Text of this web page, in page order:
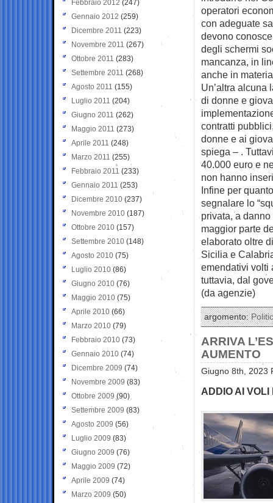
operatori
con adeguate
devono
degli schermi
mancanza, in
anche in
Un’altra alcuna
di donne e
contratti
donne e ai
spiega – .
40.000 euro e
non hanno
Infine per
segnalare lo
privata, a
maggior parte
elaborato oltre
Sicilia e
emendativi volti
tuttavia, dal
(da agenzie)
argomento:
ARRIVA
AUMENTO
Giugno 8th, 2023
ADDIO AI VOLI
Febbraio 2012 (247)
Gennaio 2012 (259)
Dicembre 2011 (223)
Novembre 2011 (267)
Ottobre 2011 (283)
Settembre 2011 (268)
Agosto 2011 (155)
Luglio 2011 (204)
Giugno 2011 (262)
Maggio 2011 (273)
Aprile 2011 (248)
Marzo 2011 (255)
Febbraio 2011 (233)
Gennaio 2011 (253)
Dicembre 2010 (237)
Novembre 2010 (187)
Ottobre 2010 (157)
Settembre 2010 (148)
Agosto 2010 (75)
Luglio 2010 (86)
Giugno 2010 (76)
Maggio 2010 (75)
Aprile 2010 (66)
Marzo 2010 (79)
Febbraio 2010 (73)
Gennaio 2010 (74)
Dicembre 2009 (74)
Novembre 2009 (83)
Ottobre 2009 (90)
Settembre 2009 (83)
Agosto 2009 (56)
Luglio 2009 (83)
Giugno 2009 (76)
Maggio 2009 (72)
Aprile 2009 (74)
Marzo 2009 (50)